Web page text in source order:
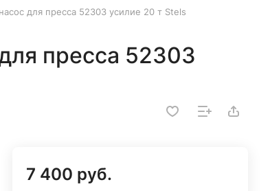
для пресса 52303 усилие 20 т Stels
пресса 52303
7 400 руб.